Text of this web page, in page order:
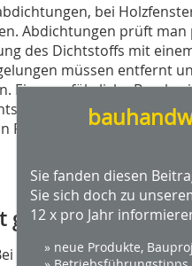
bei
Abdichtungen prüft man
des Dichtstoffs mit
müssen entfernt
Eine ausführliche
findet sich im BFS
Fugen im Hochbau und
anstrichverträglichen
Sie fanden diesen
Sie sich doch zu
12 x pro Jahr
» neue Produkte,